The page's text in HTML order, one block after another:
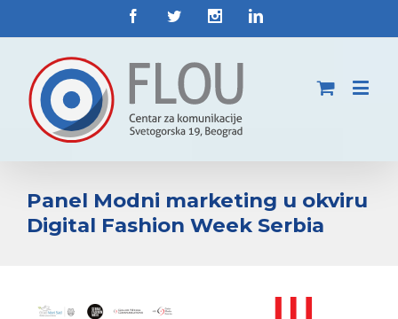
Panel Modni marketing u okviru
Digital Fashion Week Serbia